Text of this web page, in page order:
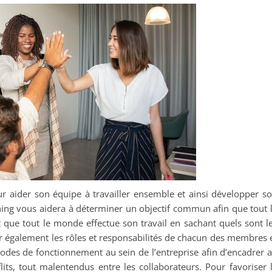
aider son équipe à travailler ensemble et ainsi développer
vous aidera à déterminer un objectif commun afin que tout
tout le monde effectue son travail en sachant quels sont
les rôles et responsabilités de chacun des membres
de fonctionnement au sein de l’entreprise afin d’encadrer
tout malentendus entre les collaborateurs. Pour favoriser